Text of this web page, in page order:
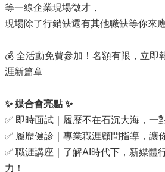
Instagram
隱
私
及
安
全
政
策
等一線企業現場徵才，
現場除了行銷缺還有其他職缺等你來應
💰 全活動免費參加！名額有限，立即
涯新篇章
✨ 媒合會亮點 ✨
✅ 即時面試｜履歷不在石沉大海，一
✅ 履歷健診｜專業職涯顧問指導，讓
✅ 職涯講座｜了解AI時代下，新媒體
力！